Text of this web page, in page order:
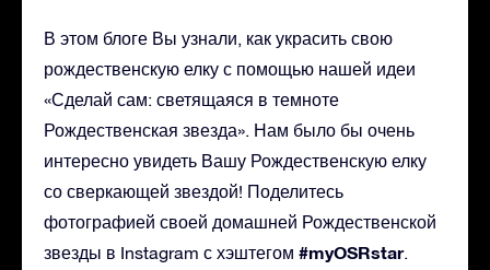
В этом блоге Вы узнали, как украсить свою
рождественскую елку с помощью нашей идеи
«Сделай сам: светящаяся в темноте
Рождественская звезда». Нам было бы очень
интересно увидеть Вашу Рождественскую елку
со сверкающей звездой! Поделитесь
фотографией своей домашней Рождественской
звезды в Instagram с хэштегом #myOSRstar.